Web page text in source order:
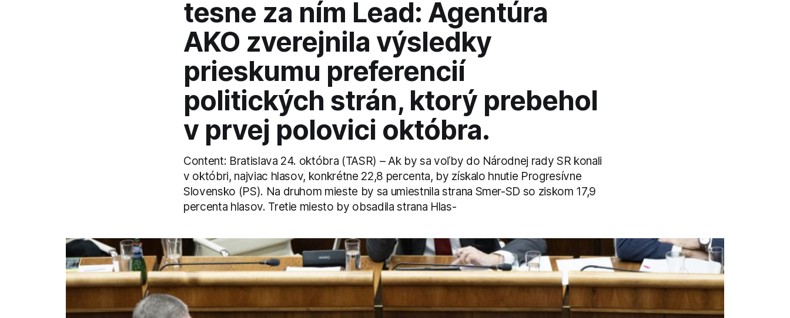
tesne za ním Lead: Agentúra
AKO zverejnila výsledky
prieskumu preferencií
politických strán, ktorý prebehol
v prvej polovici októbra.
Content: Bratislava 24. októbra (TASR) – Ak by sa voľby do Národnej rady SR konali
v októbri, najviac hlasov, konkrétne 22,8 percenta, by získalo hnutie Progresívne
Slovensko (PS). Na druhom mieste by sa umiestnila strana Smer-SD so ziskom 17,9
percenta hlasov. Tretie miesto by obsadila strana Hlas-